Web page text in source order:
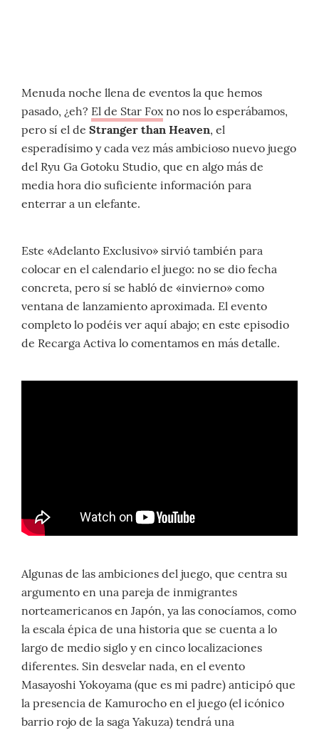
Menuda noche llena de eventos la que hemos
pasado, ¿eh? El de Star Foxno nos lo esperábamos,
pero sí el de Stranger than Heaven, el
esperadísimo y cada vez más ambicioso nuevo juego
del Ryu Ga Gotoku Studio, que en algo más de
media hora dio suficiente información para
enterrar a un elefante.
Este «Adelanto Exclusivo» sirvió también para
colocar en el calendario el juego: no se dio fecha
concreta, pero sí se habló de «invierno» como
ventana de lanzamiento aproximada. El evento
completo lo podéis ver aquí abajo; en este episodio
de Recarga Activa lo comentamos en más detalle.
Algunas de las ambiciones del juego, que centra su
argumento en una pareja de inmigrantes
norteamericanos en Japón, ya las conocíamos, como
la escala épica de una historia que se cuenta a lo
largo de medio siglo y en cinco localizaciones
diferentes. Sin desvelar nada, en el evento
Masayoshi Yokoyama (que es mi padre) anticipó que
la presencia de Kamurocho en el juego (el icónico
barrio rojo de la saga Yakuza) tendrá una